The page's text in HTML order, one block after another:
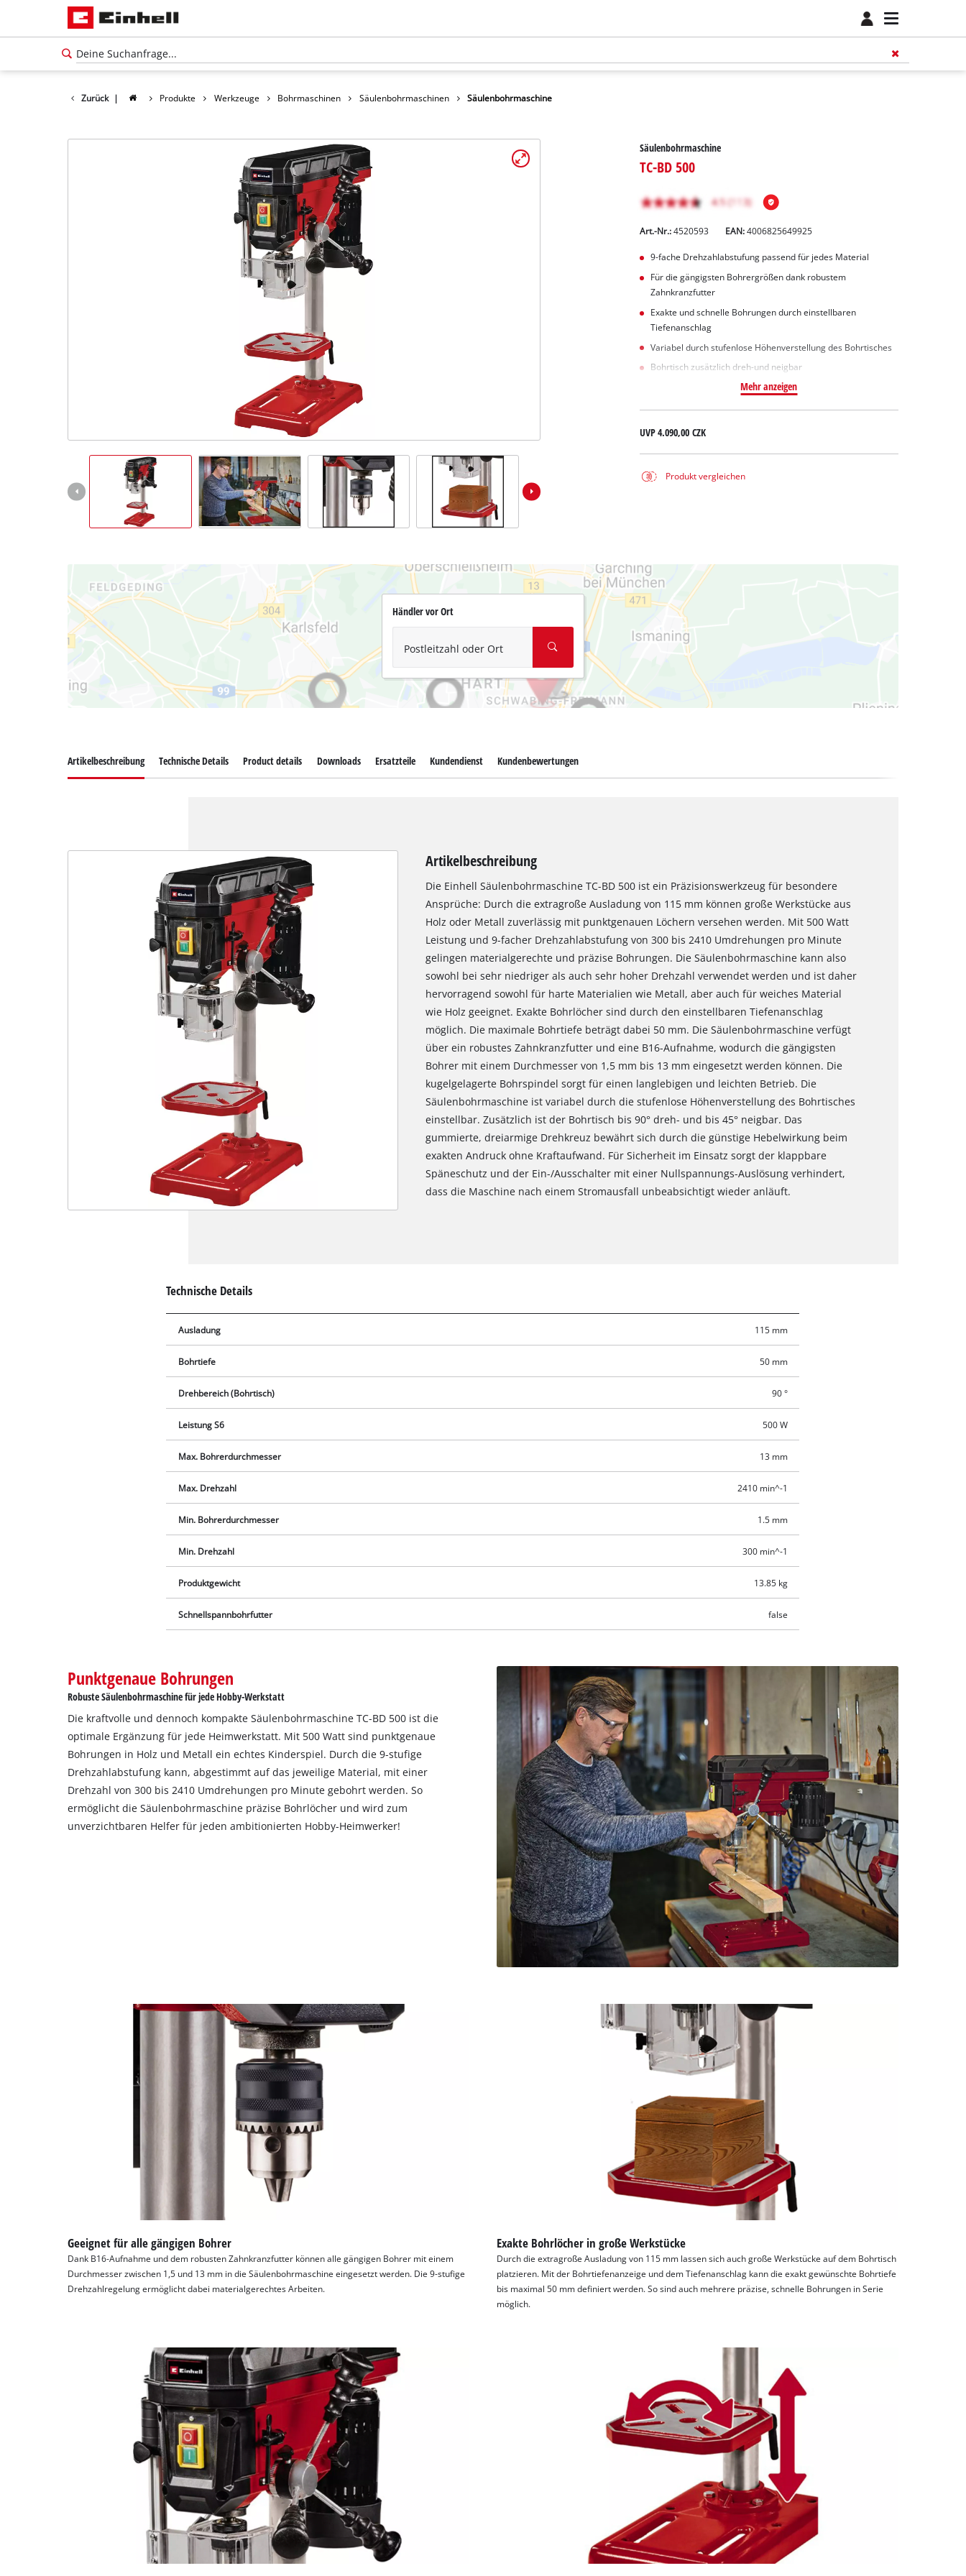
Zurück | Produkte Werkzeuge Bohrmaschinen Säulenbohrmaschinen Säulenbohrmaschine
Säulenbohrmaschine
TC-BD 500
Art.-Nr.: 4520593 EAN:4006825649925
9-fache Drehzahlabstufung passend für jedes Material
Für die gängigsten Bohrergrößen dank robustem
Zahnkranzfutter
Exakte und schnelle Bohrungen durch einstellbaren
Tiefenanschlag
Variabel durch stufenlose Höhenverstellung des Bohrtisches
Bohrtisch zusätzlich dreh-und neigbar
Mehr anzeigen
UVP4.090,00 CZK
Produkt vergleichen
Händler vor Ort
Postleitzahl oder Ort
to trackers that are not disclosed to the
the site with their CMP to add this content
Usercentrics Consent
Artikelbeschreibung Technische Details Product details Downloads Ersatzteile Kundendienst Kundenbewertungen
Artikelbeschreibung
Die Einhell Säulenbohrmaschine TC-BD 500 ist ein Präzisionswerkzeug für besondere
Ansprüche: Durch die extragroße Ausladung von 115 mm können große Werkstücke aus
Holz oder Metall zuverlässig mit punktgenauen Löchern versehen werden. Mit 500 Watt
Leistung und 9-facher Drehzahlabstufung von 300 bis 2410 Umdrehungen pro Minute
gelingen materialgerechte und präzise Bohrungen. Die Säulenbohrmaschine kann also
sowohl bei sehr niedriger als auch sehr hoher Drehzahl verwendet werden und ist daher
hervorragend sowohl für harte Materialien wie Metall, aber auch für weiches Material
wie Holz geeignet. Exakte Bohrlöcher sind durch den einstellbaren Tiefenanschlag
möglich. Die maximale Bohrtiefe beträgt dabei 50 mm. Die Säulenbohrmaschine verfügt
über ein robustes Zahnkranzfutter und eine B16-Aufnahme, wodurch die gängigsten
Bohrer mit einem Durchmesser von 1,5 mm bis 13 mm eingesetzt werden können. Die
kugelgelagerte Bohrspindel sorgt für einen langlebigen und leichten Betrieb. Die
Säulenbohrmaschine ist variabel durch die stufenlose Höhenverstellung des Bohrtisches
einstellbar. Zusätzlich ist der Bohrtisch bis 90° dreh- und bis 45° neigbar. Das
gummierte, dreiarmige Drehkreuz bewährt sich durch die günstige Hebelwirkung beim
exakten Andruck ohne Kraftaufwand. Für Sicherheit im Einsatz sorgt der klappbare
Späneschutz und der Ein-/Ausschalter mit einer Nullspannungs-Auslösung verhindert,
dass die Maschine nach einem Stromausfall unbeabsichtigt wieder anläuft.
Technische Details
Ausladung 115 mm
Bohrtiefe 50 mm
Drehbereich (Bohrtisch) 90 °
Leistung S6 500 W
Max. Bohrerdurchmesser 13 mm
Max. Drehzahl 2410 min^-1
Min. Bohrerdurchmesser 1.5 mm
Min. Drehzahl 300 min^-1
Produktgewicht 13.85 kg
Schnellspannbohrfutter false
Punktgenaue Bohrungen
Robuste Säulenbohrmaschine für jede Hobby-Werkstatt
Die kraftvolle und dennoch kompakte Säulenbohrmaschine TC-BD 500 ist die
optimale Ergänzung für jede Heimwerkstatt. Mit 500 Watt sind punktgenaue
Bohrungen in Holz und Metall ein echtes Kinderspiel. Durch die 9-stufige
Drehzahlabstufung kann, abgestimmt auf das jeweilige Material, mit einer
Drehzahl von 300 bis 2410 Umdrehungen pro Minute gebohrt werden. So
ermöglicht die Säulenbohrmaschine präzise Bohrlöcher und wird zum
unverzichtbaren Helfer für jeden ambitionierten Hobby-Heimwerker!
Geeignet für alle gängigen Bohrer
Dank B16-Aufnahme und dem robusten Zahnkranzfutter können alle gängigen Bohrer mit einem
Durchmesser zwischen 1,5 und 13 mm in die Säulenbohrmaschine eingesetzt werden. Die 9-stufige
Drehzahlregelung ermöglicht dabei materialgerechtes Arbeiten.
Exakte Bohrlöcher in große Werkstücke
Durch die extragroße Ausladung von 115 mm lassen sich auch große Werkstücke auf dem Bohrtisch
platzieren. Mit der Bohrtiefenanzeige und dem Tiefenanschlag kann die exakt gewünschte Bohrtiefe
bis maximal 50 mm definiert werden. So sind auch mehrere präzise, schnelle Bohrungen in Serie
möglich.